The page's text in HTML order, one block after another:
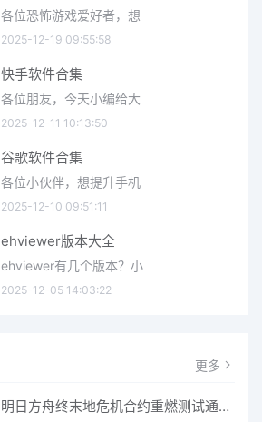
各位恐怖游戏爱好者，想
2025-12-19 09:55:58
快手软件合集
各位朋友，今天小编给大
2025-12-11 10:13:50
谷歌软件合集
各位小伙伴，想提升手机
2025-12-10 09:51:11
ehviewer版本大全
ehviewer有几个版本？小
2025-12-05 14:03:22
更多
明日方舟终末地危机合约重燃测试通关指南 明日方舟终末地危机合约重燃测试通关攻略